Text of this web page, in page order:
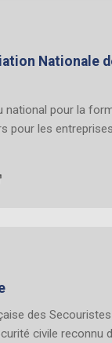
Nationale
national pour la
pour les
des
civile reconnu